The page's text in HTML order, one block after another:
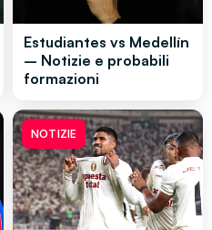
Estudiantes vs Medellín
– Notizie e probabili
formazioni
NOTIZIE